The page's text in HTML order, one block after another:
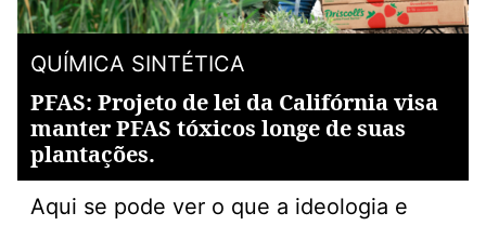
QUÍMICA SINTÉTICA
PFAS: Projeto de lei da Califórnia visa
manter PFAS tóxicos longe de suas
plantações.
Aqui se pode ver o que a ideologia e